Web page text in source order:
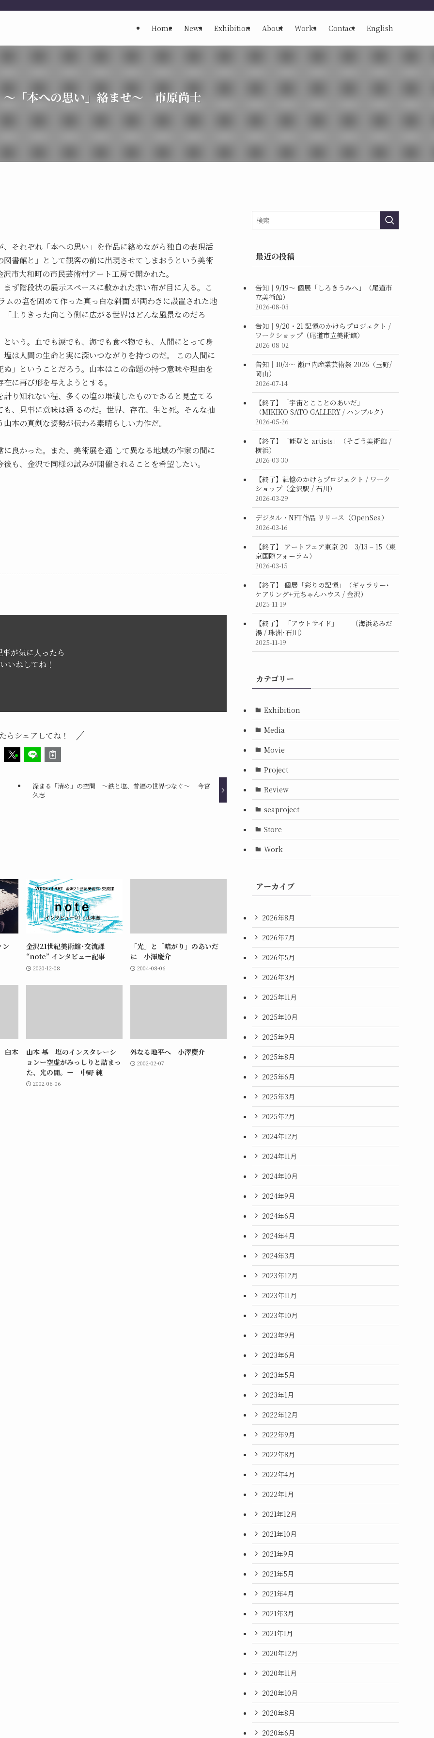
Home News Exhibition About Works Contact English
「本への思い」絡ませ～ 市原尚士
それぞれ「本への思い」を作品に絡めながら独自の表現活
書館と」として観客の前に出現させてしまおうという美術
市大和町の市民芸術村アート工房で開かれた。
ず階段状の展示スペースに敷かれた赤い布が目に入る。こ
の塩を固めて作った真っ白な斜面 が両わきに設置された地
上りきった向こう側に広がる世界はどんな風景なのだろ
いう。血でも涙でも、海でも食べ物でも、人間にとって身
は人間の生命と実に深いつながりを持つのだ。 この人間に
」ということだろう。山本はこの命題の持つ意味や理由を
に再び形を与えようとする。
り知れない程、多くの塩の堆積したものであると見立てる
、見事に意味は通 るのだ。世界、存在、生と死。そんな抽
本の真剣な姿勢が伝わる素晴らしい力作だ。
良かった。また、美術展を通 して異なる地域の作家の間に
も、金沢で同様の試みが開催されることを希望したい。
事が気に入ったら
いいねしてね！
らシェアしてね！
深まる「清め」の空間 ～鉄と塩、普遍の世界つなぐ～ 今宮
久志
ン
金沢21世紀美術館･交流課
“note” インタビュー記事
2020-12-08
「光」と「暗がり」のあいだ
に 小澤慶介
2004-08-06
臼木
山本 基 塩のインスタレーシ
ョンー空虚がみっしりと詰まっ
た、光の闇。ー 中野 純
2002-06-06
外なる地平へ 小澤慶介
2002-02-07
最近の投稿
告知｜9/19〜 個展「しろきうみへ」（尾道市
立美術館）
2026-08-03
告知｜9/20・21 記憶のかけらプロジェクト /
ワークショップ（尾道市立美術館）
2026-08-02
告知｜10/3〜 瀬戸内産業芸術祭 2026（玉野/
岡山）
2026-07-14
【終了】「宇宙とこことのあいだ」
（MIKIKO SATO GALLERY / ハンブルク）
2026-05-26
【終了】「能登と artists」（そごう美術館 /
横浜）
2026-03-30
【終了】記憶のかけらプロジェクト / ワーク
ショップ（金沢駅 / 石川）
2026-03-29
デジタル・NFT作品 リリース（OpenSea）
2026-03-16
【終了】 アートフェア東京 20 3/13 – 15（東
京国際フォーラム）
2026-03-15
【終了】 個展「彩りの記憶」（ギャラリー･
ケアリング+元ちゃんハウス / 金沢）
2025-11-19
【終了】 「アウトサイド」 （海浜あみだ
湯 / 珠洲･石川）
2025-11-19
カテゴリー
Exhibition
Media
Movie
Project
Review
seaproject
Store
Work
アーカイブ
2026年8月
2026年7月
2026年5月
2026年3月
2025年11月
2025年10月
2025年9月
2025年8月
2025年6月
2025年3月
2025年2月
2024年12月
2024年11月
2024年10月
2024年9月
2024年6月
2024年4月
2024年3月
2023年12月
2023年11月
2023年10月
2023年9月
2023年6月
2023年5月
2023年1月
2022年12月
2022年9月
2022年8月
2022年4月
2022年1月
2021年12月
2021年10月
2021年9月
2021年5月
2021年4月
2021年3月
2021年1月
2020年12月
2020年11月
2020年10月
2020年8月
2020年6月